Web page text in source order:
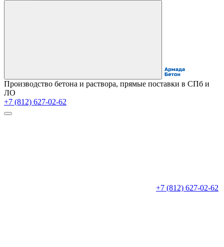
Производство бетона и раствора, прямые поставки в СПб и
ЛО
+7 (812) 627-02-62
+7 (812) 627-02-62